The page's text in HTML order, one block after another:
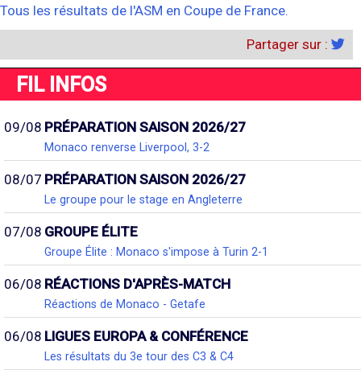
Tous les résultats de l'ASM en Coupe de France.
Partager sur :
FIL INFOS
09/08 PRÉPARATION SAISON 2026/27
Monaco renverse Liverpool, 3-2
08/07 PRÉPARATION SAISON 2026/27
Le groupe pour le stage en Angleterre
07/08 GROUPE ÉLITE
Groupe Élite : Monaco s'impose à Turin 2-1
06/08 RÉACTIONS D'APRÈS-MATCH
Réactions de Monaco - Getafe
06/08 LIGUES EUROPA & CONFÉRENCE
Les résultats du 3e tour des C3 & C4